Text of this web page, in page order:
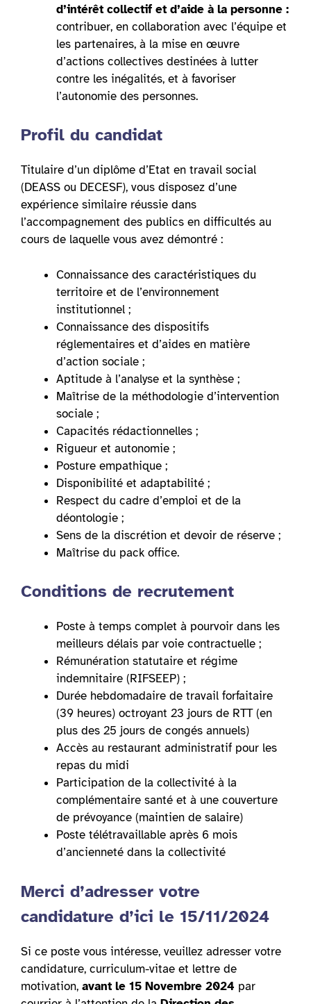
d’intérêt collectif et d’aide à la personne :
contribuer, en collaboration avec l’équipe et
les partenaires, à la mise en œuvre
d’actions collectives destinées à lutter
contre les inégalités, et à favoriser
l’autonomie des personnes.
Profil du candidat
Titulaire d’un diplôme d’Etat en travail social
(DEASS ou DECESF), vous disposez d’une
expérience similaire réussie dans
l’accompagnement des publics en difficultés au
cours de laquelle vous avez démontré :
Connaissance des caractéristiques du
territoire et de l’environnement
institutionnel ;
Connaissance des dispositifs
réglementaires et d’aides en matière
d’action sociale ;
Aptitude à l’analyse et la synthèse ;
Maîtrise de la méthodologie d’intervention
sociale ;
Capacités rédactionnelles ;
Rigueur et autonomie ;
Posture empathique ;
Disponibilité et adaptabilité ;
Respect du cadre d’emploi et de la
déontologie ;
Sens de la discrétion et devoir de réserve ;
Maîtrise du pack office.
Conditions de recrutement
Poste à temps complet à pourvoir dans les
meilleurs délais par voie contractuelle ;
Rémunération statutaire et régime
indemnitaire (RIFSEEP) ;
Durée hebdomadaire de travail forfaitaire
(39 heures) octroyant 23 jours de RTT (en
plus des 25 jours de congés annuels)
Accès au restaurant administratif pour les
repas du midi
Participation de la collectivité à la
complémentaire santé et à une couverture
de prévoyance (maintien de salaire)
Poste télétravaillable après 6 mois
d’ancienneté dans la collectivité
Merci d’adresser votre
candidature d’ici le 15/11/2024
Si ce poste vous intéresse, veuillez adresser votre
candidature, curriculum-vitae et lettre de
motivation, avant le 15 Novembre 2024 par